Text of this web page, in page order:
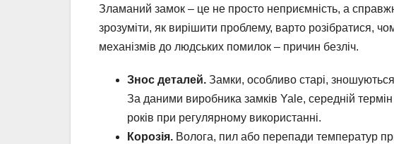
Зламаний замок – це не просто неприємність, а
зрозуміти, як вирішити проблему, варто розібратися,
механізмів до людських помилок – причин безліч.
Знос деталей. Замки, особливо старі,
За даними виробника замків Yale, середній
років при регулярному використанні.
Корозія. Волога, пил або перепади температур